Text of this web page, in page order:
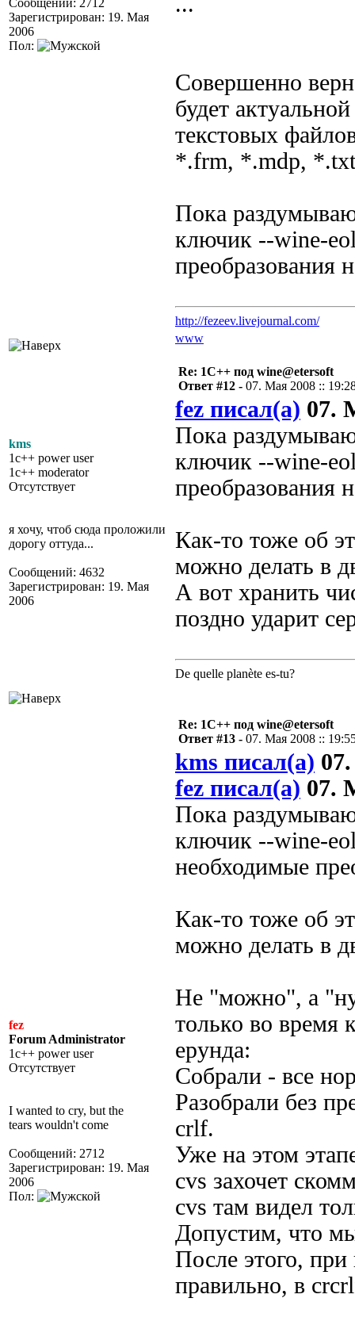
Сообщений: 2712
Зарегистрирован: 19. Мая
2006
Пол:
Совершенно
будет
текстовых
*.frm, *.mdp, *.txt
Пока
ключик --wine-
преобразования
http://fezeev.livejournal.com/
www
kms
1c++ power user
1c++ moderator
Отсутствует
я хочу, чтоб сюда проложили
дорогу оттуда...
Сообщений: 4632
Зарегистрирован: 19. Мая
2006
Re: 1С++ под wine@etersoft
Ответ #12 - 07. Мая 2008 ::
fez писал(а) 07.
Пока
ключик --wine-
преобразования
Как-то тоже об
можно делать в
А вот хранить
поздно ударит
De quelle planète es-tu?
fez
Forum Administrator
1c++ power user
Отсутствует
I wanted to cry, but the
tears wouldn't come
Сообщений: 2712
Зарегистрирован: 19. Мая
2006
Пол:
Re: 1С++ под wine@etersoft
Ответ #13 - 07. Мая 2008 ::
kms писал(а)
fez писал(а) 07.
Пока
ключик --wine-
необходимые
Как-то тоже об
можно делать в
Не "можно", а
только во время
ерунда:
Собрали - все
Разобрали без
crlf.
Уже на этом
cvs захочет
cvs там видел
Допустим, что
После этого,
правильно, в